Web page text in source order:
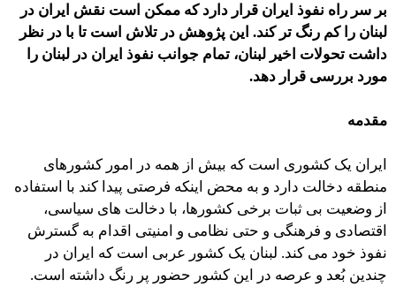
بر سر راه نفوذ ایران قرار دارد که ممکن است نقش ایران در
لبنان را کم رنگ تر کند. این پژوهش در تلاش است تا با در نظر
داشت تحولات اخیر لبنان، تمام جوانب نفوذ ایران در لبنان را
مورد بررسی قرار دهد.
مقدمه
ایران یک کشوری است که بیش از همه در امور کشورهای
منطقه دخالت دارد و به محض اینکه فرصتی پیدا کند با استفاده
از وضعیت بی ثبات برخی کشورها، با دخالت های سیاسی،
اقتصادی و فرهنگی و حتی نظامی و امنیتی اقدام به گسترش
نفوذ خود می کند. لبنان یک کشور عربی است که ایران در
چندین بُعد و عرصه در این کشور حضور پر رنگ داشته است.